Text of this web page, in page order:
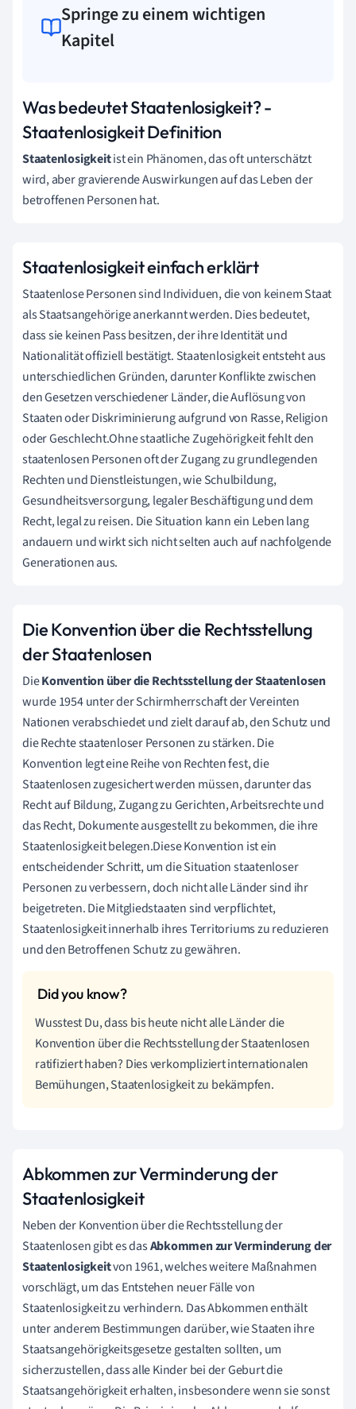
Springe zu einem wichtigen
Kapitel
Was bedeutet Staatenlosigkeit? -
Staatenlosigkeit Definition
Staatenlosigkeitist ein Phänomen, das oft unterschätzt
wird, aber gravierende Auswirkungen auf das Leben der
betroffenen Personen hat.
Staatenlosigkeit einfach erklärt
Staatenlose Personen sind Individuen, die von keinem Staat
als Staatsangehörige anerkannt werden. Dies bedeutet,
dass sie keinen Pass besitzen, der ihre Identität und
Nationalität offiziell bestätigt. Staatenlosigkeit entsteht aus
unterschiedlichen Gründen, darunter Konflikte zwischen
den Gesetzen verschiedener Länder, die Auflösung von
Staaten oder Diskriminierung aufgrund von Rasse, Religion
oder Geschlecht.Ohne staatliche Zugehörigkeit fehlt den
staatenlosen Personen oft der Zugang zu grundlegenden
Rechten und Dienstleistungen, wie Schulbildung,
Gesundheitsversorgung, legaler Beschäftigung und dem
Recht, legal zu reisen. Die Situation kann ein Leben lang
andauern und wirkt sich nicht selten auch auf nachfolgende
Generationen aus.
Die Konvention über die Rechtsstellung
der Staatenlosen
DieKonvention über die Rechtsstellung der Staatenlosen
wurde 1954 unter der Schirmherrschaft der Vereinten
Nationen verabschiedet und zielt darauf ab, den Schutz und
die Rechte staatenloser Personen zu stärken. Die
Konvention legt eine Reihe von Rechten fest, die
Staatenlosen zugesichert werden müssen, darunter das
Recht auf Bildung, Zugang zu Gerichten, Arbeitsrechte und
das Recht, Dokumente ausgestellt zu bekommen, die ihre
Staatenlosigkeit belegen.Diese Konvention ist ein
entscheidender Schritt, um die Situation staatenloser
Personen zu verbessern, doch nicht alle Länder sind ihr
beigetreten. Die Mitgliedstaaten sind verpflichtet,
Staatenlosigkeit innerhalb ihres Territoriums zu reduzieren
und den Betroffenen Schutz zu gewähren.
Wusstest Du, dass bis heute nicht alle Länder die
Konvention über die Rechtsstellung der Staatenlosen
ratifiziert haben? Dies verkompliziert internationalen
Bemühungen, Staatenlosigkeit zu bekämpfen.
Abkommen zur Verminderung der
Staatenlosigkeit
Neben der Konvention über die Rechtsstellung der
Staatenlosen gibt es dasAbkommen zur Verminderung der
Staatenlosigkeitvon 1961, welches weitere Maßnahmen
vorschlägt, um das Entstehen neuer Fälle von
Staatenlosigkeit zu verhindern. Das Abkommen enthält
unter anderem Bestimmungen darüber, wie Staaten ihre
Staatsangehörigkeitsgesetze gestalten sollten, um
sicherzustellen, dass alle Kinder bei der Geburt die
Staatsangehörigkeit erhalten, insbesondere wenn sie sonst